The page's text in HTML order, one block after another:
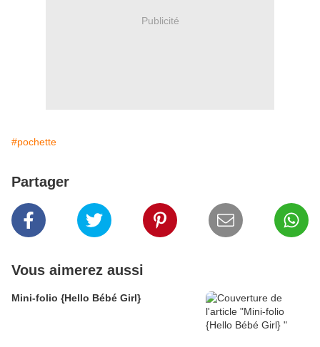
Publicité
#pochette
Partager
Vous aimerez aussi
Mini-folio {Hello Bébé Girl}